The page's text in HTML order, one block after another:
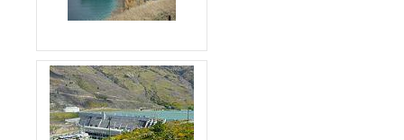
D’énormes ouvrages
hydrauliques,